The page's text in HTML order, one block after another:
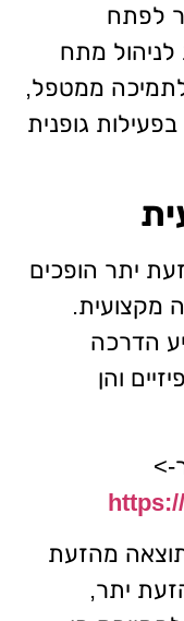
לפתח
לניהול מתח
לתמיכה ממטפל,
גופנית
יתר הופכים
מקצועית.
הדרכה
והן
>
מהזעת
יתר,